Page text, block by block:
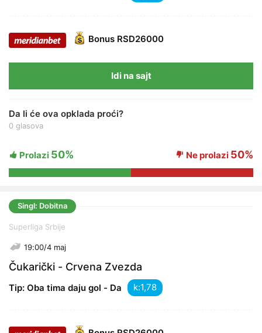
Bonus RSD26000
Idi na sajt
Da li će ova opklada proći?
0 glasova
Prolazi 50% Ne prolazi 50%
Singl: Dobitna
Superliga Srbije
19:00/4 maj
Čukarički - Crvena Zvezda
Tip: Oba tima daju gol - Da k: